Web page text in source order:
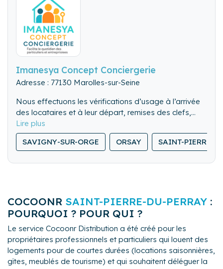
Imanesya Concept Conciergerie
Adresse : 77130 Marolles-sur-Seine
Nous effectuons les vérifications d’usage à l’arrivée
des locataires et à leur départ, remises des clefs,
visite des lieux. Nous pouvons également gérer les
locations de dernière minute.
Nous nettoyons de fond en comble l’ensemble du
logement.
Nous lavons, repassons et rangeons le linge de
SAVIGNY-SUR-ORGE ORSAY SAINT-PIERRE-
COCOONR SAINT-PIERRE-DU-PERRAY :
POURQUOI ? POUR QUI ?
Le service Cocoonr Distribution a été créé pour les
propriétaires professionnels et particuliers qui louent des
logements pour de courtes durées (locations saisonnières,
gîtes, meublés de tourisme) et qui souhaitent déléguer la